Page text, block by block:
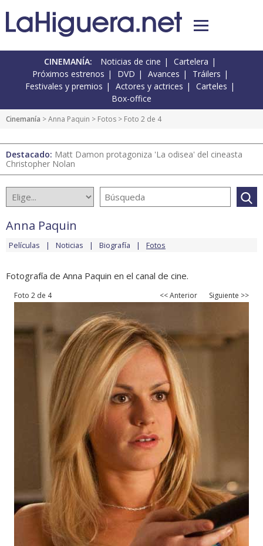
CINEMANÍA: Noticias de cine
Cartelera
Próximos estrenos
DVD Avances
Tráilers
Festivales y premios
Actores y actrices
Carteles
Box-office
Cinemanía >Anna Paquin > Fotos > Foto 2 de 4
Destacado: Matt Damon protagoniza 'La odisea' del cineasta
Christopher Nolan
Anna Paquin
Películas Noticias Biografía Fotos
Fotografía de Anna Paquin en el canal de cine.
Foto 2 de 4 << Anterior Siguiente >>